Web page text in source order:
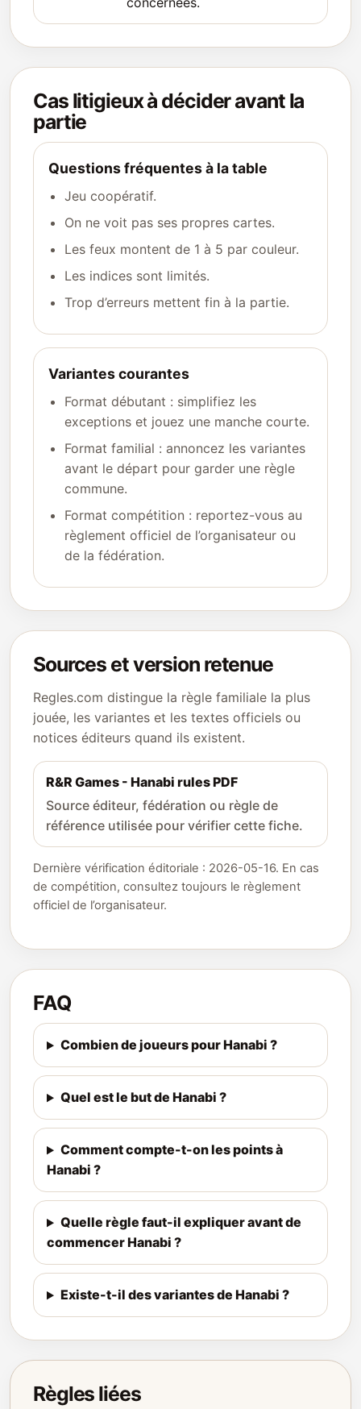
Cas litigieux à décider avant la
partie
Questions fréquentes à la table
Jeu coopératif.
On ne voit pas ses propres cartes.
Les feux montent de 1 à 5 par couleur.
Les indices sont limités.
Trop d’erreurs mettent fin à la partie.
Variantes courantes
Format débutant : simplifiez les
exceptions et jouez une manche courte.
Format familial : annoncez les variantes
avant le départ pour garder une règle
commune.
Format compétition : reportez-vous au
règlement officiel de l’organisateur ou
de la fédération.
Sources et version retenue
Regles.com distingue la règle familiale la plus
jouée, les variantes et les textes officiels ou
notices éditeurs quand ils existent.
R&R Games - Hanabi rules PDF
Source éditeur, fédération ou règle de
référence utilisée pour vérifier cette fiche.
Dernière vérification éditoriale : 2026-05-16. En cas
de compétition, consultez toujours le règlement
officiel de l’organisateur.
FAQ
Combien de joueurs pour Hanabi ?
Quel est le but de Hanabi ?
Comment compte-t-on les points à
Hanabi ?
Quelle règle faut-il expliquer avant de
commencer Hanabi ?
Existe-t-il des variantes de Hanabi ?
Règles liées